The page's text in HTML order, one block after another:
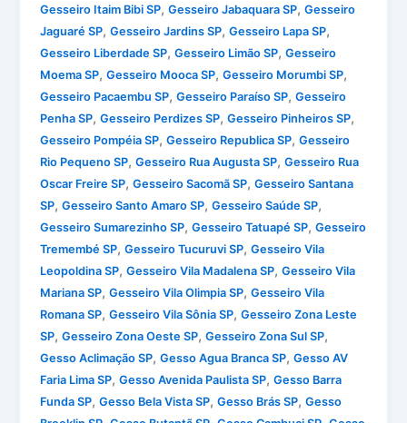
Gesseiro Itaim Bibi SP,Gesseiro Jabaquara SP,Gesseiro
Jaguaré SP,Gesseiro Jardins SP,Gesseiro Lapa SP,
Gesseiro Liberdade SP,Gesseiro Limão SP,Gesseiro
Moema SP,Gesseiro Mooca SP,Gesseiro Morumbi SP,
Gesseiro Pacaembu SP,Gesseiro Paraíso SP,Gesseiro
Penha SP,Gesseiro Perdizes SP,Gesseiro Pinheiros SP,
Gesseiro Pompéia SP,Gesseiro Republica SP,Gesseiro
Rio Pequeno SP,Gesseiro Rua Augusta SP,Gesseiro Rua
Oscar Freire SP,Gesseiro Sacomã SP,Gesseiro Santana
SP,Gesseiro Santo Amaro SP,Gesseiro Saúde SP,
Gesseiro Sumarezinho SP,Gesseiro Tatuapé SP,Gesseiro
Tremembé SP,Gesseiro Tucuruvi SP,Gesseiro Vila
Leopoldina SP,Gesseiro Vila Madalena SP,Gesseiro Vila
Mariana SP,Gesseiro Vila Olimpia SP,Gesseiro Vila
Romana SP,Gesseiro Vila Sônia SP,Gesseiro Zona Leste
SP,Gesseiro Zona Oeste SP,Gesseiro Zona Sul SP,
Gesso Aclimação SP,Gesso Agua Branca SP,Gesso AV
Faria Lima SP,Gesso Avenida Paulista SP,Gesso Barra
Funda SP,Gesso Bela Vista SP,Gesso Brás SP,Gesso